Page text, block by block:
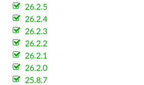
26.2.5
26.2.4
26.2.3
26.2.2
26.2.1
26.2.0
25.8.7